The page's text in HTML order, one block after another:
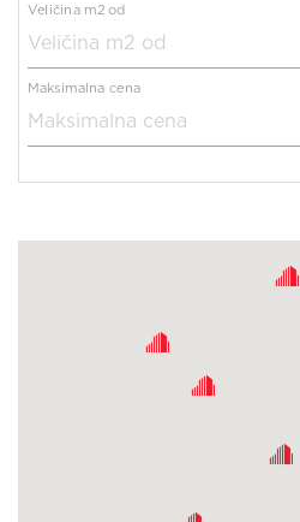
Veličina m2 od
Maksimalna cena